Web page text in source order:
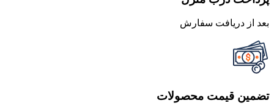
بعد از دریافت سفارش
تضمین قیمت محصولات